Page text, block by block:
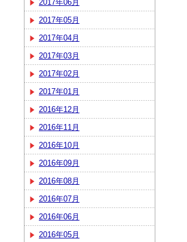
2017年06月
2017年05月
2017年04月
2017年03月
2017年02月
2017年01月
2016年12月
2016年11月
2016年10月
2016年09月
2016年08月
2016年07月
2016年06月
2016年05月